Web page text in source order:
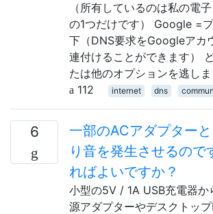
（所有しているのは私の電
の1つだけです） Google =
下（DNS要求をGoogleアカ
連付けることができます）
たは他のオプションを逃しま
112
internet dns
6
一部のACアダプター
り音を発生させるので
ればよいですか？
小型の5V / 1A USB充電器か
源アダプターやデスクトッ